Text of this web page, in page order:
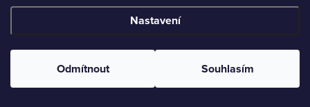
Nastavení
Odmítnout Souhlasím
nastavení cookies